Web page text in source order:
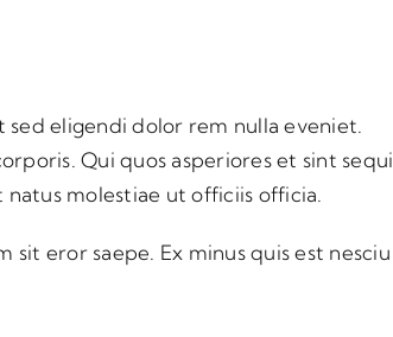
eligendi dolor rem nulla eveniet.
Qui quos asperiores et sint sequi
molestiae ut officiis officia.
eror saepe. Ex minus quis est nesciu